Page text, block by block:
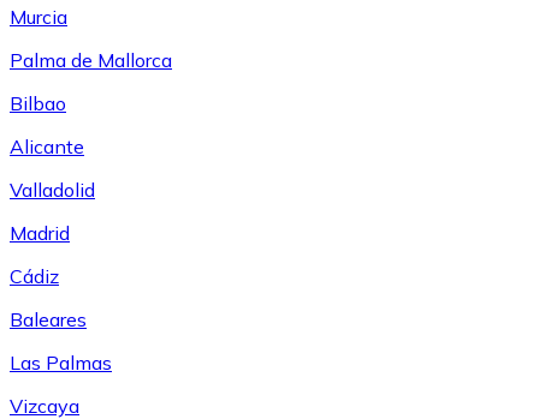
Murcia
Palma de Mallorca
Bilbao
Alicante
Valladolid
Madrid
Cádiz
Baleares
Las Palmas
Vizcaya